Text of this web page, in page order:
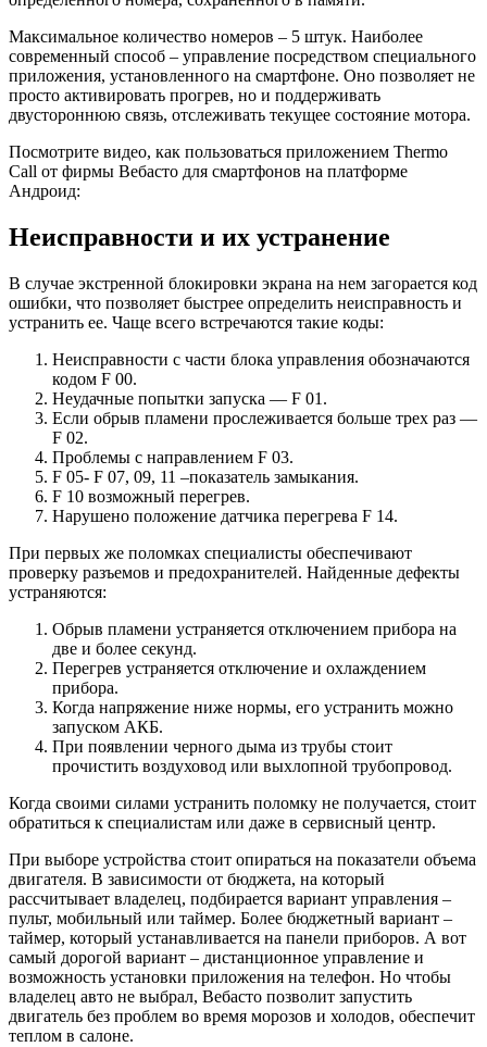
Максимальное количество номеров – 5 штук. Наиболее
современный способ – управление посредством специального
приложения, установленного на смартфоне. Оно позволяет не
просто активировать прогрев, но и поддерживать
двустороннюю связь, отслеживать текущее состояние мотора.
Посмотрите видео, как пользоваться приложением Thermo
Call от фирмы Вебасто для смартфонов на платформе
Андроид:
Неисправности и их устранение
В случае экстренной блокировки экрана на нем загорается код
ошибки, что позволяет быстрее определить неисправность и
устранить ее. Чаще всего встречаются такие коды:
Неисправности с части блока управления обозначаются
кодом F 00.
Неудачные попытки запуска — F 01.
Если обрыв пламени прослеживается больше трех раз —
F 02.
Проблемы с направлением F 03.
F 05- F 07, 09, 11 –показатель замыкания.
F 10 возможный перегрев.
Нарушено положение датчика перегрева F 14.
При первых же поломках специалисты обеспечивают
проверку разъемов и предохранителей. Найденные дефекты
устраняются:
Обрыв пламени устраняется отключением прибора на
две и более секунд.
Перегрев устраняется отключение и охлаждением
прибора.
Когда напряжение ниже нормы, его устранить можно
запуском АКБ.
При появлении черного дыма из трубы стоит
прочистить воздуховод или выхлопной трубопровод.
Когда своими силами устранить поломку не получается, стоит
обратиться к специалистам или даже в сервисный центр.
При выборе устройства стоит опираться на показатели объема
двигателя. В зависимости от бюджета, на который
рассчитывает владелец, подбирается вариант управления –
пульт, мобильный или таймер. Более бюджетный вариант –
таймер, который устанавливается на панели приборов. А вот
самый дорогой вариант – дистанционное управление и
возможность установки приложения на телефон. Но чтобы
владелец авто не выбрал, Вебасто позволит запустить
двигатель без проблем во время морозов и холодов, обеспечит
теплом в салоне.